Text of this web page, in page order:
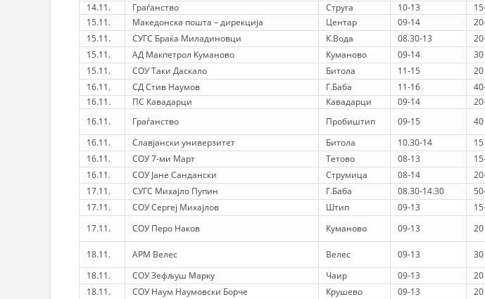
ABOUT
ACTION
EDUCATIONAL AND
14.11.
Граѓанство Струга 10-13
15.11.
Македонска пошта – дирекција Центар 09-14
15.11.
СУГС Браќа Миладиновци К.Вода 08.30-13
15.11.
АД Макпетрол Куманово Куманово 09-14
30
15.11.
СОУ Таки Даскало Битола 11-15
20
16.11.
СД Стив Наумов Г.Баба 11-16
16.11.
ПС Кавадарци Кавадарци 09-14
16.11.
Граѓанство Пробиштип 09-15 40
16.11.
Славјански универзитет Битола 10.30-14
15
16.11.
СОУ 7-ми Март Тетово 08-13
16.11.
СОУ Јане Сандански Струмица 08-14
17.11.
СУГС Михајло Пупин Г.Баба 08.30-14.30
17.11.
СОУ Сергеј Михајлов Штип 09-13
17.11.
СОУ Перо Наков Куманово 09-13 20
18.11.
АРМ Велес Велес 09-13 30
18.11.
СОУ Зефљуш Марку Чаир 09-13
20
18.11.
СОУ Наум Наумовски Борче Крушево 09-13
20